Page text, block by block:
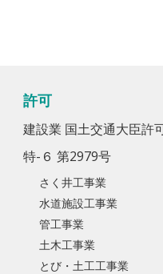
許可
建設業 国土交通大臣許
特-６ 第2979号
さく井工事業
水道施設工事業
管工事業
土木工事業
とび・土工工事業